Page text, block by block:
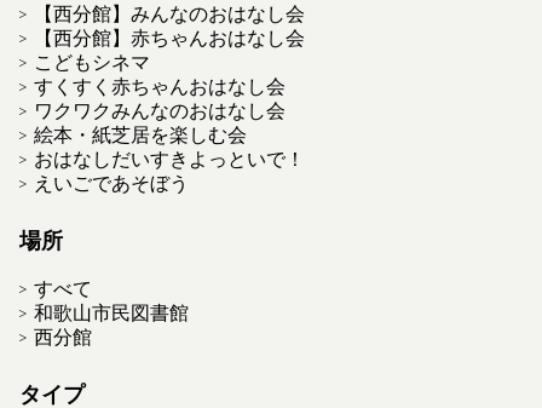
【西分館】みんなのおはなし会
【西分館】赤ちゃんおはなし会
こどもシネマ
すくすく赤ちゃんおはなし会
ワクワクみんなのおはなし会
絵本・紙芝居を楽しむ会
おはなしだいすきよっといで！
えいごであそぼう
場所
すべて
和歌山市民図書館
西分館
タイプ